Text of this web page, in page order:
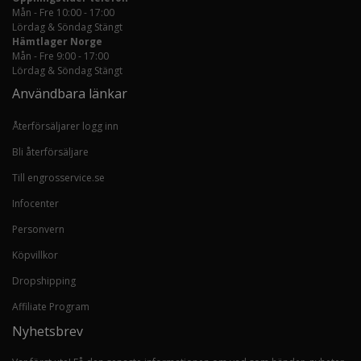
Mån - Fre 10:00 - 17:00
Lördag & Söndag Stängt
Hämtlager Norge
Mån - Fre 9:00 - 17:00
Lördag & Söndag Stängt
Användbara länkar
Återförsäljarer logg inn
Bli återförsäljare
Till engrosservice.se
Infocenter
Personvern
Köpvillkor
Dropshipping
Affiliate Program
Nyhetsbrev